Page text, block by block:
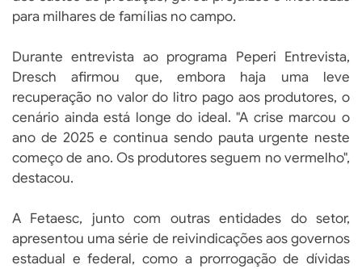
para milhares de famílias no campo.
Durante entrevista ao programa Peperi Entrevista,
Dresch afirmou que, embora haja uma leve
recuperação no valor do litro pago aos produtores, o
cenário ainda está longe do ideal. "A crise marcou o
ano de 2025 e continua sendo pauta urgente neste
começo de ano. Os produtores seguem no vermelho",
destacou.
A Fetaesc, junto com outras entidades do setor,
apresentou uma série de reivindicações aos governos
estadual e federal, como a prorrogação de dívidas